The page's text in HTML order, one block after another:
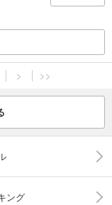
> >>
ング